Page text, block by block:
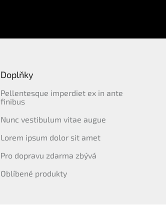
Doplňky
Pellentesque imperdiet ex in ante
finibus
Nunc vestibulum vitae augue
Lorem ipsum dolor sit amet
Pro dopravu zdarma zbývá
Oblíbené produkty